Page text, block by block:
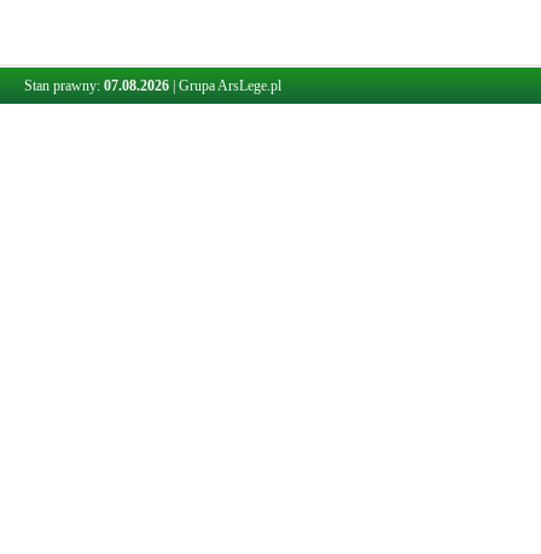
Stan prawny: 07.08.2026 Grupa ArsLege.pl